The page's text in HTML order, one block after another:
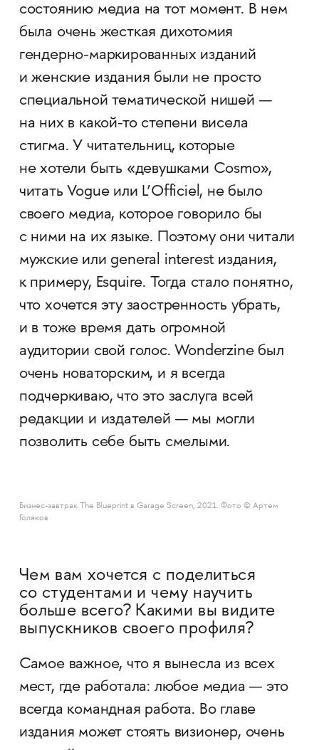
состоянию медиа на тот момент. В нем
была очень жесткая дихотомия
гендерно-маркированных изданий
и женские издания были не просто
специальной тематической нишей —
на них в какой-то степени висела
стигма. У читательниц, которые
не хотели быть «девушками Cosmo»,
читать Vogue или L’Officiel, не было
своего медиа, которое говорило бы
с ними на их языке. Поэтому они читали
мужские или general interest издания,
к примеру, Esquire. Тогда стало понятно,
что хочется эту заостренность убрать,
и в тоже время дать огромной
аудитории свой голос. Wonderzine был
очень новаторским, и я всегда
подчеркиваю, что это заслуга всей
редакции и издателей — мы могли
позволить себе быть смелыми.
Бизнес-завтрак The Blueprint в Garage Screen, 2021. Фото © Артем
Голяков
Чем вам хочется с поделиться
со студентами и чему научить
больше всего? Какими вы видите
выпускников своего профиля?
Самое важное, что я вынесла из всех
мест, где работала: любое медиа — это
всегда командная работа. Во главе
издания может стоять визионер, очень